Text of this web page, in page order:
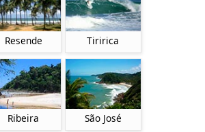
Resende Tiririca
Ribeira São José